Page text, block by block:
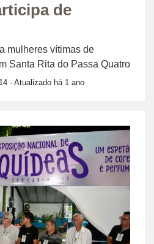
de
mulheres vítimas de
Santa Rita do Passa Quatro
- Atualizado há 1 ano